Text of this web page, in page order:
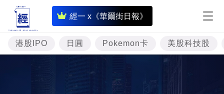
經一 x《華爾街日報》
即
時
財
經
港股IPO 日圓 Pokemon卡 美股科技股